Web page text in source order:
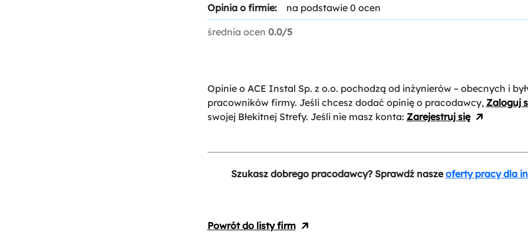
Opinia o firmie: na podstawie 0 ocen
średnia ocen 0.0/5
Opinie o ACE Instal Sp. z o.o. pochodzą od inżynierów – obecnych i
pracowników firmy. Jeśli chcesz dodać opinię o pracodawcy, Zaloguj
swojej Błekitnej Strefy. Jeśli nie masz konta: Zarejestruj się
Szukasz dobrego pracodawcy? Sprawdź naszeoferty pracy dla
Powrót do listy firm